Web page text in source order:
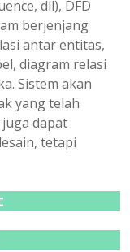
dll), DFD
berjenjang
antar entitas,
diagram relasi
Sistem akan
yang telah
dapat
tetapi